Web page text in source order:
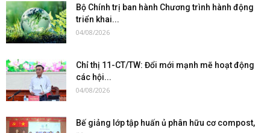
Bộ Chính trị ban hành Chương trình hành động
triển khai...
04/08/2026
Chỉ thị 11-CT/TW: Đổi mới mạnh mẽ hoạt động
các hội...
04/08/2026
Bế giảng lớp tập huấn ủ phân hữu cơ compost,